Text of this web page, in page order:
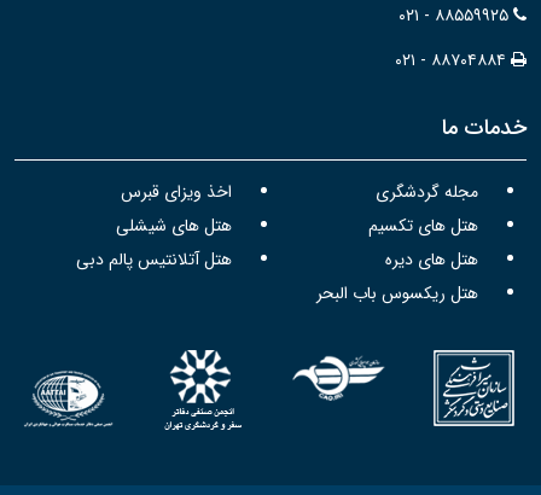
۰۲۱ - ۸۸۵۵۹۹۲۵
۰۲۱ - ۸۸۷۰۴۸۸۴
خدمات ما
مجله گردشگری
اخذ ویزای قبرس
هتل های تکسیم
هتل های شیشلی
هتل های دیره
هتل آتلانتیس پالم دبی
هتل ریکسوس باب البحر